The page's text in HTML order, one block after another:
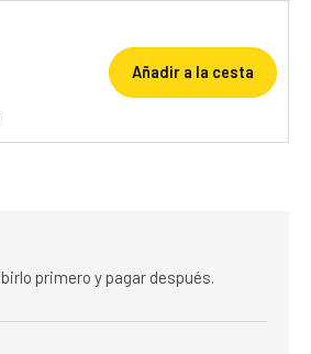
Añadir a la cesta
primero y pagar después.